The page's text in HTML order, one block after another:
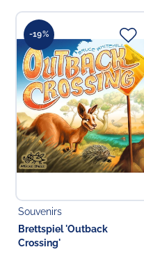
-19%
Souvenirs
Brettspiel 'Outback
Crossing'